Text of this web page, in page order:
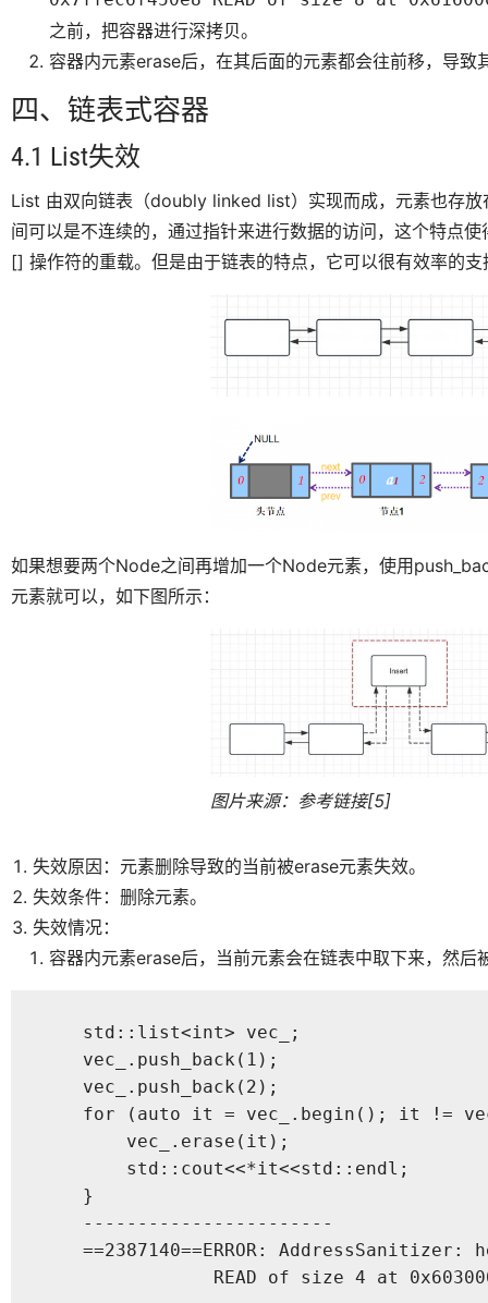
之前，把容器进行深拷贝。
容器内元素erase后，在其后面的元素都会往前移，导致
四、链表式容器
4.1 List失效
List 由双向链表（doubly linked list）实现而成，元素也存
间可以是不连续的，通过指针来进行数据的访问，这个特点
[] 操作符的重载。但是由于链表的特点，它可以很有效率的
如果想要两个Node之间再增加一个Node元素，使用
元素就可以，如下图所示：
图片来源：参考链接[5]
失效原因：元素删除导致的当前被erase元素失效。
失效条件：删除元素。
失效情况：
容器内元素erase后，当前元素会在链表中取下来，然后
    std::list<int> vec_;
    vec_.push_back(1);
    vec_.push_back(2);
for (auto it = vec_.begin(); it !=
        vec_.erase(it);
        std::cout<<*it<<std::endl;
    }
    -----------------------
==2387140==ERROR: AddressSanitizer: